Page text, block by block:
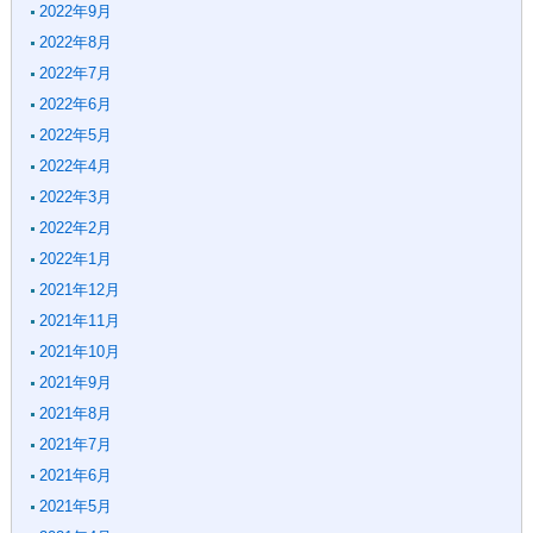
2022年9月
2022年8月
2022年7月
2022年6月
2022年5月
2022年4月
2022年3月
2022年2月
2022年1月
2021年12月
2021年11月
2021年10月
2021年9月
2021年8月
2021年7月
2021年6月
2021年5月